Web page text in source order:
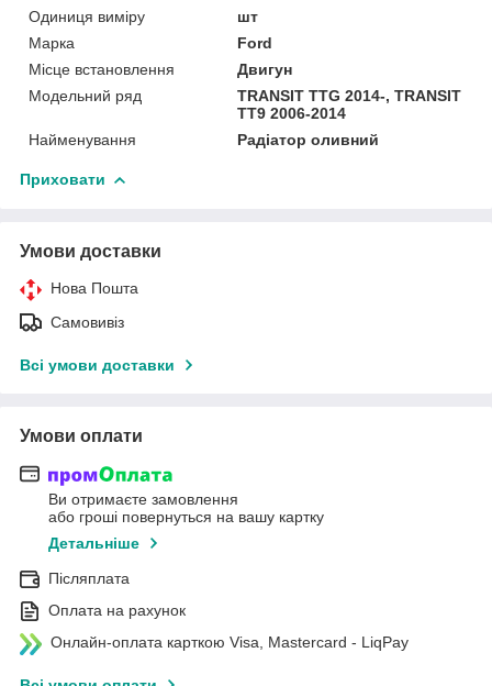
Одиниця виміру
шт
Марка
Ford
Місце встановлення
Двигун
Модельний ряд
TRANSIT TTG 2014-, TRANSIT
TT9 2006-2014
Найменування
Радіатор оливний
Приховати
Умови доставки
Нова Пошта
Самовивіз
Всі умови доставки
Умови оплати
Ви отримаєте замовлення
або гроші повернуться на вашу картку
Детальніше
Післяплата
Оплата на рахунок
Онлайн-оплата карткою Visa, Mastercard - LiqPay